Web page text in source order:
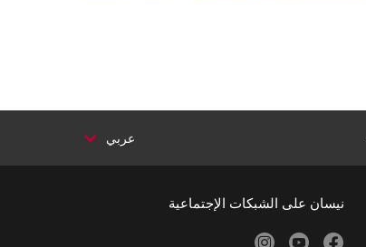
عربي
نيسان على الشبكات الإجتماعية
facebook
youtube